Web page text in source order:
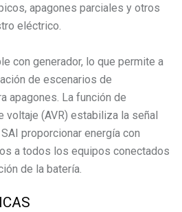
apagones parciales y otros
eléctrico.
con generador, lo que permite a
de escenarios de
apagones. La función de
voltaje (AVR) estabiliza la señal
proporcionar energía con
a todos los equipos conectados
de la batería.